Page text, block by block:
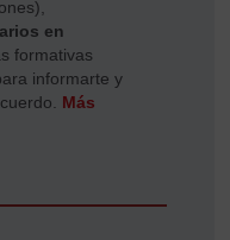
en
formativas
informarte y
Más